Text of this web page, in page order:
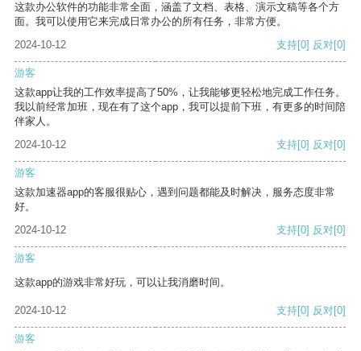
这款办公软件的功能非常全面，涵盖了文档、表格、演示文稿等各个方
面。我可以使用它来完成日常办公的所有任务，非常方便。
2024-10-12
支持[0] 反对[0]
游客
这款app让我的工作效率提高了50%，让我能够更轻松地完成工作任务。
我以前经常加班，现在有了这个app，我可以提前下班，有更多的时间陪
伴家人。
2024-10-12
支持[0] 反对[0]
游客
这款加速器app的客服很贴心，遇到问题都能及时解决，服务态度非常
好。
2024-10-12
支持[0] 反对[0]
游客
这款app的游戏非常好玩，可以让我消磨时间。
2024-10-12 支持[0] 反对[0]
游客